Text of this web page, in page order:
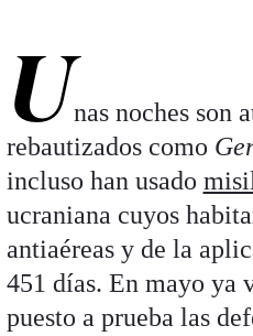
Unas noches son
rebautizados como
incluso han usado
ucraniana cuyos
antiaéreas y de la
451 días. En mayo ya
puesto a prueba las